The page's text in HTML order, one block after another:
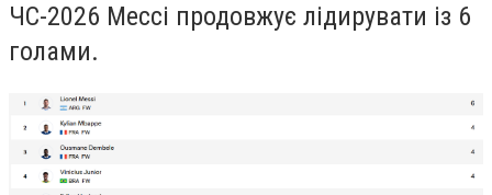
ЧС-2026 Мессі продовжує лідирувати із 6
голами.